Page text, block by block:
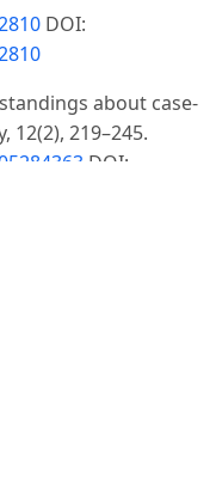
DOI:
about case-
219–245.
DOI: